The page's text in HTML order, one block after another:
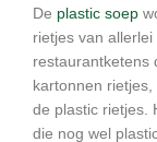
De plastic soep
rietjes van
restaurantketens
kartonnen
de plastic rietjes.
die nog wel